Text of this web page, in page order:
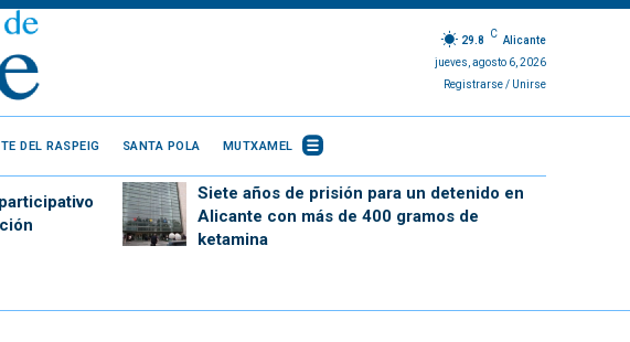
29.8
C
Alicante
jueves, agosto 6, 2026
Registrarse / Unirse
DEL RASPEIG SANTA POLA MUTXAMEL
Siete años de prisión para un detenido en
Alicante con más de 400 gramos de
ketamina